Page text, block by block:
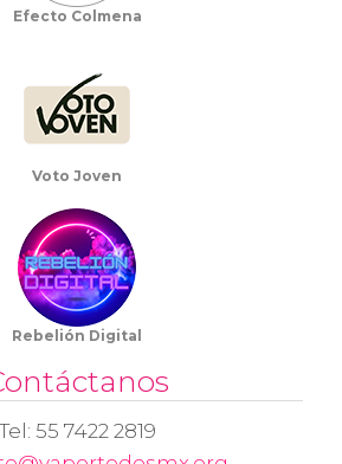
Efecto Colmena
Voto Joven
Rebelión Digital
55 7422 2819